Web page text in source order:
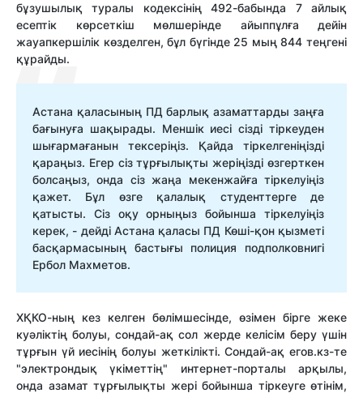
бұзушылық туралы кодексінің 492-бабында 7 айлық
есептік көрсеткіш мөлшерінде айыппұлға дейін
жауапкершілік көзделген, бұл бүгінде 25 мың 844 теңгені
құрайды.
Астана қаласының ПД барлық азаматтарды заңға
бағынуға шақырады. Меншік иесі сізді тіркеуден
шығармағанын тексеріңіз. Қайда тіркелгеніңізді
қараңыз. Егер сіз тұрғылықты жеріңізді өзгерткен
болсаңыз, онда сіз жаңа мекенжайға тіркелуіңіз
қажет. Бұл өзге қалалық студенттерге де
қатысты. Сіз оқу орныңыз бойынша тіркелуіңіз
керек, - дейді Астана қаласы ПД Көші-қон қызметі
басқармасының бастығы полиция подполковнигі
Ербол Махметов.
ХҚКО-ның кез келген бөлімшесінде, өзімен бірге жеке
куәліктің болуы, сондай-ақ сол жерде келісім беру үшін
тұрғын үй иесінің болуы жеткілікті. Сондай-ақ егов.кз-те
"электрондық үкіметтің" интернет-порталы арқылы,
онда азамат тұрғылықты жері бойынша тіркеуге өтінім,